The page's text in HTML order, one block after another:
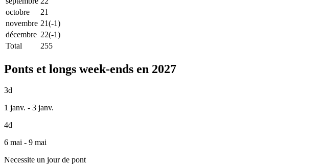
octobre
21
novembre 21(-1)
décembre 22(-1)
Total
255
Ponts et longs week-ends en 2027
3d
1 janv. - 3 janv.
4d
6 mai - 9 mai
Necessite un jour de pont